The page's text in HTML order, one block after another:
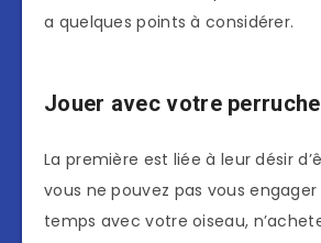
a quelques points à considérer.
Jouer avec votre perruche
La première est liée à leur désir
vous ne pouvez pas vous
temps avec votre oiseau,